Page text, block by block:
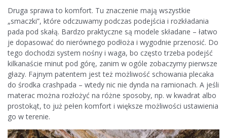
Druga sprawa to komfort. Tu znaczenie mają wszystkie
„smaczki”, które odczuwamy podczas podejścia i rozkładania
pada pod skałą. Bardzo praktyczne są modele składane – łatwo
je dopasować do nierównego podłoża i wygodnie przenosić. Do
tego dochodzi system nośny i waga, bo często trzeba podejść
kilkanaście minut pod górę, zanim w ogóle zobaczymy pierwsze
głazy. Fajnym patentem jest też możliwość schowania plecaka
do środka crashpada – wtedy nic nie dynda na ramionach. A jeśli
materac można rozłożyć na różne sposoby, np. w kwadrat albo
prostokąt, to już pełen komfort i większe możliwości ustawienia
go w terenie.